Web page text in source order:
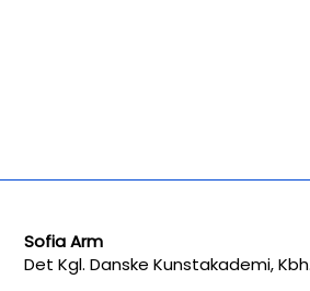
Sofia Arm
Det Kgl. Danske Kunstakademi, Kbh.